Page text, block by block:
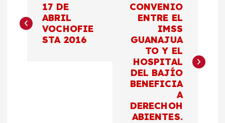
a
17 DE
ABRIL
VOCHOFIE
STA 2016
CONVENIO
ENTRE EL
IMSS
GUANAJUA
TO Y EL
HOSPITAL
DEL BAJÍO
BENEFICIA
A
DERECHOH
ABIENTES.